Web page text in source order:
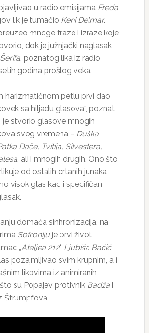
u radio emisijama Freda
lik je tumačio Keni Delmar.
mnoge fraze i izraze koje
dok je južnjački naglasak
Šerifa, poznatog lika iz radio
godina prošlog veka.
harizmatičnom petlu prvi dao
sa hiljadu glasova“, poznat
stvorio glasove mnogih
svog vremena – Duška
Dače, Tvitija, Silvestera,
, ali i mnogih drugih. Ono što
od ostalih crtanih junaka
visok glas kao i specifičan
domaća sinhronizacija, na
Sofronijuje prvi život
„Ateljea 212“, Ljubiša Bačić,
pozajmljivao svim krupnim, a i
likovima iz animiranih
su Popajev protivnik Badžai
Štrumpfova.